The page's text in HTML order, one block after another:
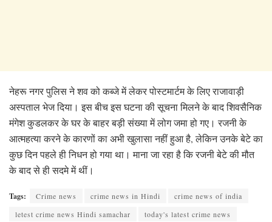
नेहरू नगर पुलिस ने शव को कब्जे में लेकर पोस्टमार्टम के लिए राजावाड़ी
अस्पताल भेज दिया। इस बीच इस घटना की सूचना मिलने के बाद शिवसैनिक
मंगेश कुडलकर के घर के बाहर बड़ी संख्या में लोग जमा हो गए। रजनी के
आत्महत्या करने के कारणों का अभी खुलासा नहीं हुआ है, लेकिन उनके बेटे का
कुछ दिन पहले ही निधन हो गया था। माना जा रहा है कि रजनी बेटे की मौत
के बाद से ही सदमे में थीं।
Tags: Crime news crime news in Hindi
crime news of india
letest crime news Hindi samachar
today's latest crime news